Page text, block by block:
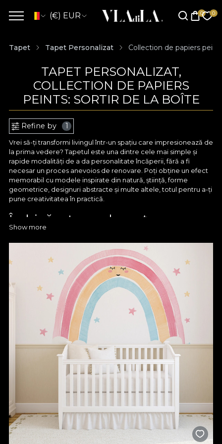
(€) EUR
Tapet Tapet Personalizat Collection de papiers
TAPET PERSONALIZAT,
COLLECTION DE PAPIERS
PEINTS: SORTIR DE LA BOÎTE
Refine by 1
Vrei să-ți transformi livingul într-un spațiu care impresionează de
la prima vedere? Tapetul este una dintre cele mai simple și
rapide modalități de a da personalitate încăperii, fără a fi
necesar un proces anevoios de renovare. Poți obține un efect
memorabil cu modele inspirate din natură, știință, forme
geometrice, designuri abstracte și multe altele, totul pentru a-ți
pune creativitatea în practică.
Îmbină arta cu eleganța cu
ajutorul tapetului personalizat
La VLAdiLA te așteptăm cu numeroase tipuri de tapete pentru
ca tu sa poți alege culorile, texturile și dimensiunile perfecte
pentru spațiul tău. Merită să-ți pui amprenta asupra oricărei
încăperi și să îi dai o nouă viață cu un tapet personalizat. Vei
observa imediat cum tapetul poate schimba complet energia
camerei și o poate transforma într-un loc în care vei dori să îți
petreci mai mult timp.
Schimbă chiar acum atmosfera din dormitor, living, baie,
bucătărie, hol și nu numai, totul printr-o metodă ușor de pus în
practică. Produsele noastre sunt perfecte nu doar pentru
mediul rezidențial, ci și pentru magazine, business-uri sau
atractiv și funcționalitate, iar fiecare produs din portofoliul
nostru este realizat cu atenție la detalii pentru a te bucura de
rafinament și confort. Tapetul pentru perete este realizat prin
folosirea unor tehnologii speciale care asigură o durată de viață
generoasă, rezistență la umezeală, dar și o întreținere facilă.
Show more